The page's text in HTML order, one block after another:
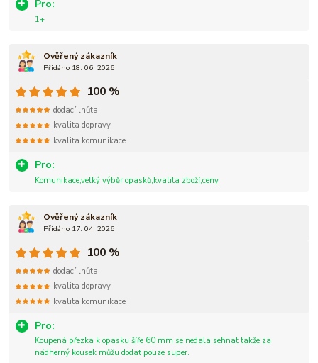
Pro:
1+
Ověřený zákazník
Přidáno 18. 06. 2026
Pro:
Komunikace,velký výběr opasků,kvalita zboží,ceny
100 %
dodací lhůta
kvalita dopravy
kvalita komunikace
Ověřený zákazník
Přidáno 17. 04. 2026
Pro:
Koupená přezka k opasku šíře 60 mm se nedala sehnat takže za
nádherný kousek můžu dodat pouze super.
100 %
dodací lhůta
kvalita dopravy
kvalita komunikace